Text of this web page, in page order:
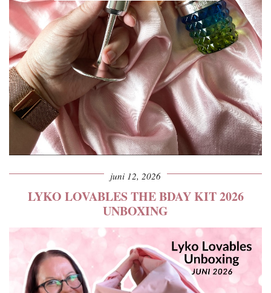
juni 12, 2026
LYKO LOVABLES THE BDAY KIT 2026
UNBOXING